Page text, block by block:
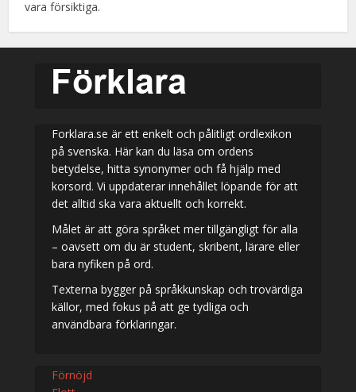
vara försiktiga.
Forklara.se är ett enkelt och pålitligt ordlexikon
på svenska. Här kan du läsa om ordens
betydelse, hitta synonymer och få hjälp med
korsord. Vi uppdaterar innehållet löpande för att
det alltid ska vara aktuellt och korrekt.
Målet är att göra språket mer tillgängligt för alla
– oavsett om du är student, skribent, lärare eller
bara nyfiken på ord.
Texterna bygger på språkkunskap och trovärdiga
källor, med fokus på att ge tydliga och
användbara förklaringar.
Förnöjd